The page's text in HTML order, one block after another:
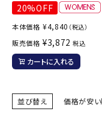
20%OFF
本体価格 ¥4,840 （税込）
販売価格 ¥3,872 税込
カートに入れる
並び替え 価格が安